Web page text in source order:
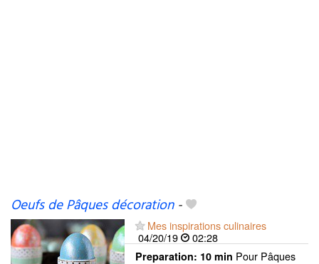
Oeufs de Pâques décoration-
Mes inspirations culinaires
04/20/19
02:28
Preparation: 10 min Pour Pâques